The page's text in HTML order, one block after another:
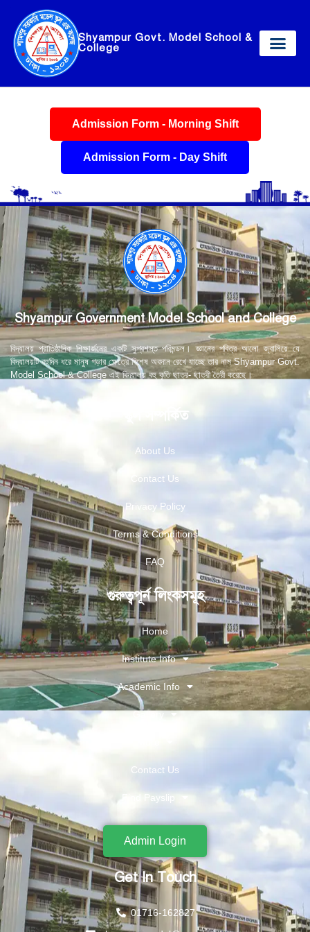
Shyampur Govt. Model School &
College
নোটিশ০৫ আগষ্ট ‘জুলাই গণঅভ্যুত্থান দিবস-২০২৬ যথাযথ মর্যাদায় পালন এবং এ
Admission Form - Morning Shift
Admission Form - Day Shift
Shyampur Government Model School and College
বিদ্যালয় প্রাতিষ্ঠানিক শিক্ষার্জনের একটি সুপ্রশস্ত পরিমন্ডল। জ্ঞানের পবিত্র আলো জ্বালিয়ে যে
বিদ্যালয়টি বহুদিন ধরে মানুষ গড়ার ক্ষেত্রে বিশেষ অবদান রেখে যাচ্ছে তার নাম Shyampur Govt.
Model School & College এই বিদ্যালয় বহু কৃতি ছাত্র- ছাত্রী তৈরী করেছে।
স্কুল সম্পর্কিত
About Us
Contact Us
Privacy Policy
Terms & Conditions
FAQ
গুরুত্বপূর্ন লিংকসমূহ
Home
Institute Info
Academic Info
Gallery
Contact Us
Find Payslip
Admin Login
Get In Touch
01716-162827